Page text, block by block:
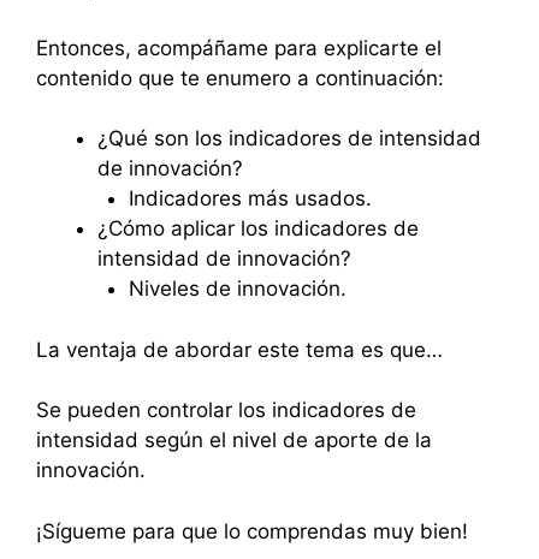
Entonces, acompáñame para explicarte el
contenido que te enumero a continuación:
¿Qué son los indicadores de intensidad
de innovación?
Indicadores más usados.
¿Cómo aplicar los indicadores de
intensidad de innovación?
Niveles de innovación.
La ventaja de abordar este tema es que…
Se pueden controlar los indicadores de
intensidad según el nivel de aporte de la
innovación.
¡Sígueme para que lo comprendas muy bien!